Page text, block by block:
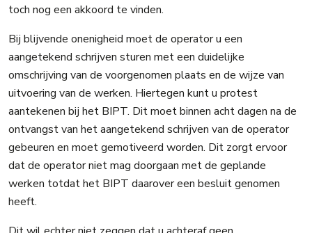
toch nog een akkoord te vinden.
Bij blijvende onenigheid moet de operator u een
aangetekend schrijven sturen met een duidelijke
omschrijving van de voorgenomen plaats en de wijze van
uitvoering van de werken. Hiertegen kunt u protest
aantekenen bij het BIPT. Dit moet binnen acht dagen na de
ontvangst van het aangetekend schrijven van de operator
gebeuren en moet gemotiveerd worden. Dit zorgt ervoor
dat de operator niet mag doorgaan met de geplande
werken totdat het BIPT daarover een besluit genomen
heeft.